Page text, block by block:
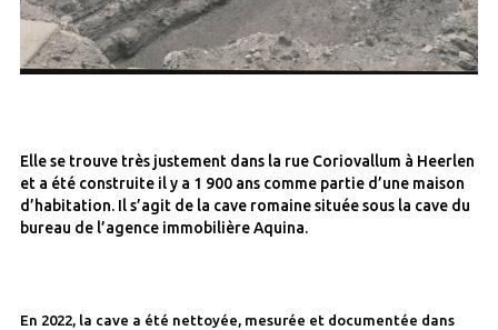
Elle se trouve très justement dans la rue Coriovallum à Heerlen
et a été construite il y a 1 900 ans comme partie d’une maison
d’habitation. Il s’agit de la cave romaine située sous la cave du
bureau de l’agence immobilière Aquina.
En 2022, la cave a été nettoyée, mesurée et documentée dans